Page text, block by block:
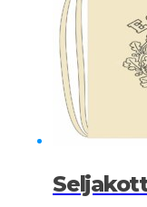
Seljakott